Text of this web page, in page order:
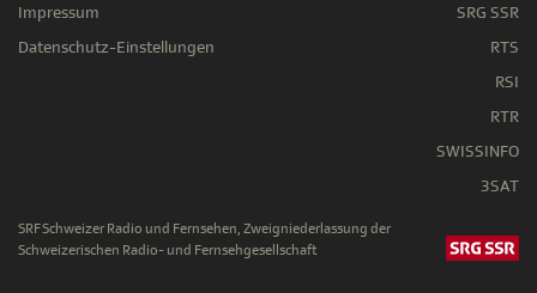
Impressum
Datenschutz-Einstellungen
SRG SSR
RTS
RSI
RTR
SWISSINFO
3SAT
SRF Schweizer Radio und Fernsehen, Zweigniederlassung der
Schweizerischen Radio- und Fernsehgesellschaft